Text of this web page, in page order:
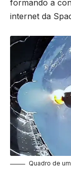
formando a
internet da
Quadro de